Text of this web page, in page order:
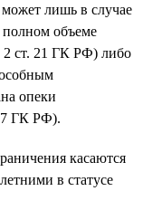
лишь в случае
полном объеме
2 ст. 21 ГК РФ) либо
опеки
ГК РФ).
касаются
в статусе